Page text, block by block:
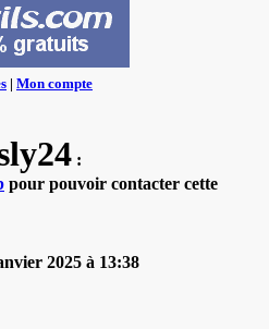
| Mon compte
:
pour pouvoir contacter cette
2025 à 13:38